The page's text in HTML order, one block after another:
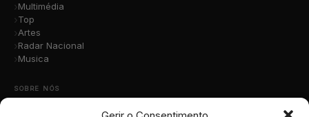
Multimédia
Top
Artes
Radar Nacional
Musica
SOBRE NÓS